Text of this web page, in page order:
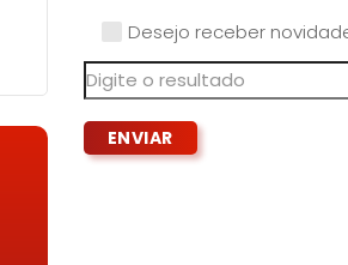
Desejo receber